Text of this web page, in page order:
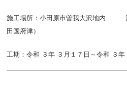
施工場所：小田原市曽我大沢地内
田国府津）
工期：令和 ３年 ３月１７日～令和 ３年